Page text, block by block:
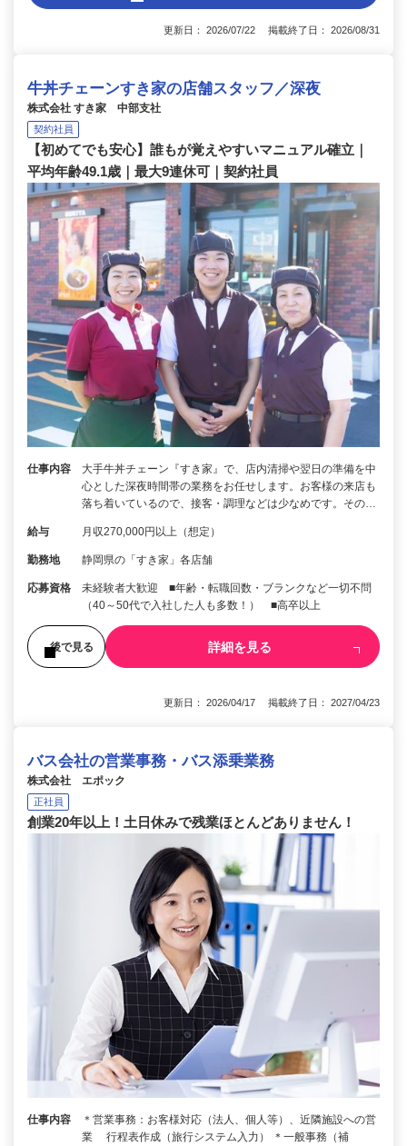
更新日： 2026/07/22 掲載終了日： 2026/08/31
牛丼チェーンすき家の店舗スタッフ／深夜
株式会社 すき家 中部支社
契約社員
【初めてでも安心】誰もが覚えやすいマニュアル確立｜
平均年齢49.1歳｜最大9連休可｜契約社員
仕事内容
大手牛丼チェーン『すき家』で、店内清掃や翌日の準備を中
心とした深夜時間帯の業務をお任せします。お客様の来店も
落ち着いているので、接客・調理などは少なめです。その…
給与 月収270,000円以上（想定）
勤務地 静岡県の「すき家」各店舗
応募資格
未経験者大歓迎 ■年齢・転職回数・ブランクなど一切不問
（40～50代で入社した人も多数！） ■高卒以上
後で見る 詳細を見る
更新日： 2026/04/17 掲載終了日： 2027/04/23
バス会社の営業事務・バス添乗業務
株式会社 エポック
正社員
創業20年以上！土日休みで残業ほとんどありません！
仕事内容
＊営業事務：お客様対応（法人、個人等）、近隣施設への営
業 行程表作成（旅行システム入力） ＊一般事務（補